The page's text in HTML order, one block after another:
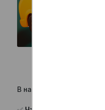
В нашу команду г.